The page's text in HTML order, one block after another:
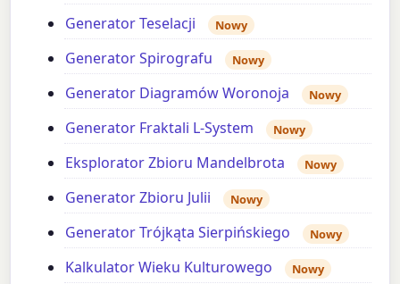
Generator Teselacji Nowy
Generator Spirografu Nowy
Generator Diagramów Woronoja Nowy
Generator Fraktali L-System Nowy
Eksplorator Zbioru Mandelbrota Nowy
Generator Zbioru Julii Nowy
Generator Trójkąta Sierpińskiego Nowy
Kalkulator Wieku Kulturowego Nowy